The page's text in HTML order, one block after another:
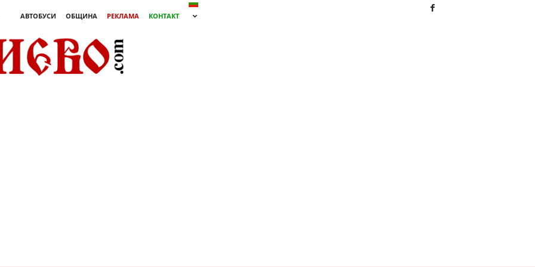
АВТОБУСИ ОБЩИНА РЕКЛАМА
КОНТАКТ